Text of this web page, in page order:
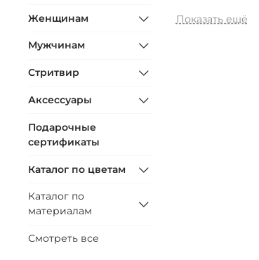
Показать ещё
Женщинам
Мужчинам
Стритвир
Аксессуары
Подарочные
сертификаты
Каталог по цветам
Каталог по
материалам
Смотреть все